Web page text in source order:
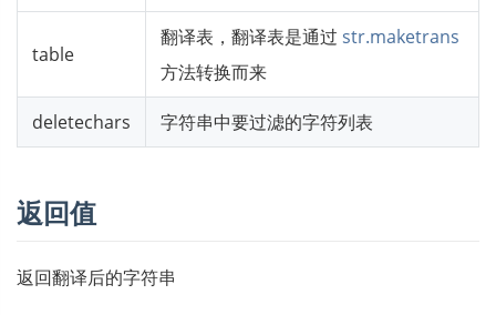
table
翻译表，翻译表是通过 str.maketrans
方法转换而来
deletechars 字符串中要过滤的字符列表
返回值
返回翻译后的字符串